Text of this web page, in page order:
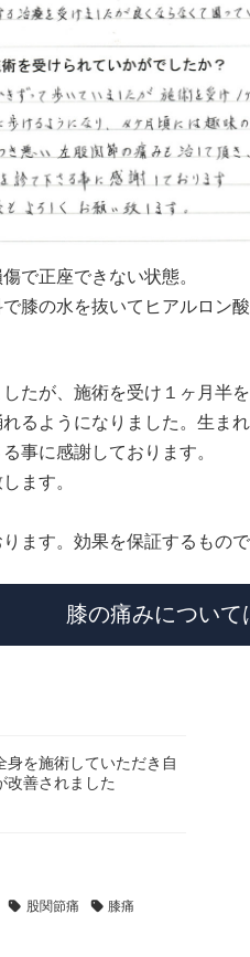
で正座できない状態。
膝の水を抜いてヒアルロン
たが、施術を受け１ヶ月半
るようになりました。生ま
事に感謝しております。
ます。
ます。効果を保証するもので
膝の痛みについて
を施術していただき自
改善されました
股関節痛 膝痛